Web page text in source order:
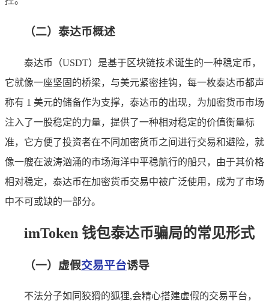
（二）泰达币概述
泰达币（USDT）是基于区块链技术诞生的一种稳定币，
它就像一座坚固的桥梁，与美元紧密挂钩，每一枚泰达币都声
称有 1 美元的储备作为支撑，泰达币的出现，为加密货币市场
注入了一股稳定的力量，提供了一种相对稳定的价值衡量标
准，它方便了投资者在不同加密货币之间进行交易和避险，就
像一艘在波涛汹涌的市场海洋中平稳航行的船只，由于其价格
相对稳定，泰达币在加密货币交易中被广泛使用，成为了市场
中不可或缺的一部分。
imToken 钱包泰达币骗局的常见形式
（一）虚假交易平台诱导
不法分子如同狡猾的狐狸,会精心搭建虚假的交易平台，